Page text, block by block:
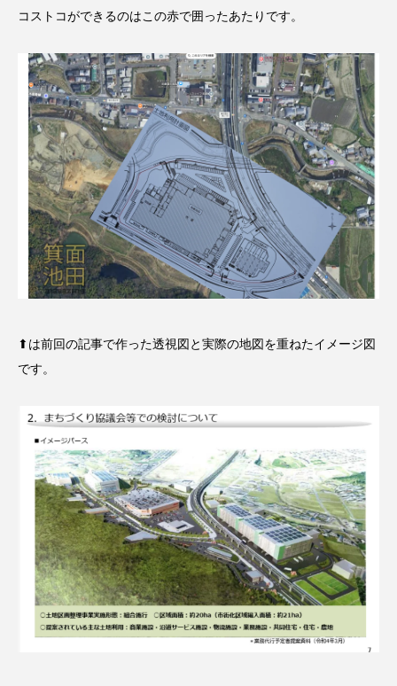
コストコができるのはこの赤で囲ったあたりです。
⬆︎は前回の記事で作った透視図と実際の地図を重ねたイメージ図
です。